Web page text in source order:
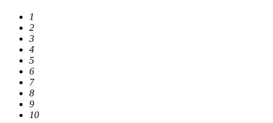
1
2
3
4
5
6
7
8
9
10